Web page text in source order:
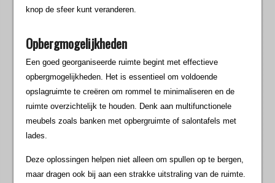
knop de sfeer kunt veranderen.
Opbergmogelijkheden
Een goed georganiseerde ruimte begint met effectieve
opbergmogelijkheden. Het is essentieel om voldoende
opslagruimte te creëren om rommel te minimaliseren en de
ruimte overzichtelijk te houden. Denk aan multifunctionele
meubels zoals banken met opbergruimte of salontafels met
lades.
Deze oplossingen helpen niet alleen om spullen op te bergen,
maar dragen ook bij aan een strakke uitstraling van de ruimte.